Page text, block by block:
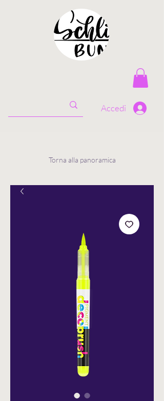
Accedi
Torna alla panoramica